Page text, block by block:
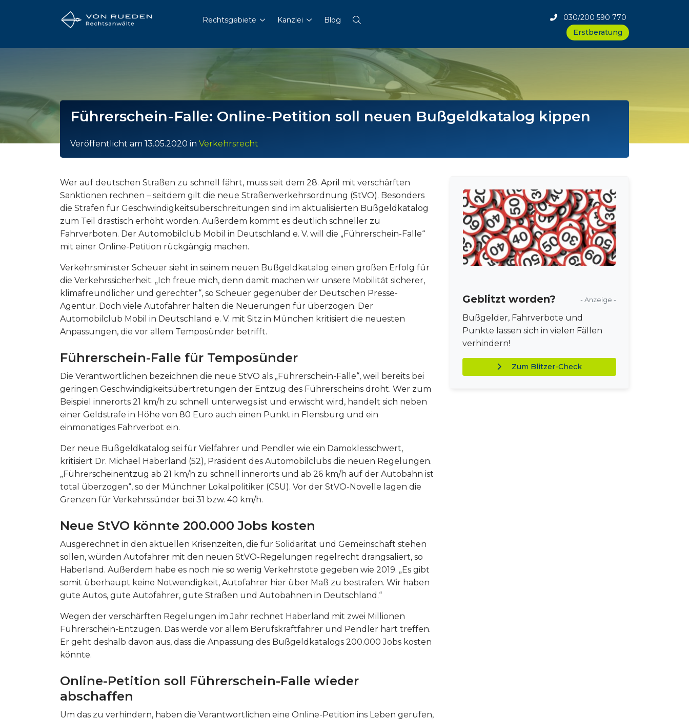
Rechtsgebiete Kanzlei Blog
030/200 590 770
Erstberatung
Führerschein-Falle: Online-Petition soll neuen Bußgeldkatalog kippen
Veröffentlicht am 13.05.2020 in Verkehrsrecht
Wer auf deutschen Straßen zu schnell fährt, muss seit dem 28. April mit verschärften
Sanktionen rechnen – seitdem gilt die neue Straßenverkehrsordnung (StVO). Besonders
die Strafen für Geschwindigkeitsüberschreitungen sind im aktualisierten Bußgeldkatalog
zum Teil drastisch erhöht worden. Außerdem kommt es deutlich schneller zu
Fahrverboten. Der Automobilclub Mobil in Deutschland e. V. will die „Führerschein-Falle“
mit einer Online-Petition rückgängig machen.
Verkehrsminister Scheuer sieht in seinem neuen Bußgeldkatalog einen großen Erfolg für
die Verkehrssicherheit. „Ich freue mich, denn damit machen wir unsere Mobilität sicherer,
klimafreundlicher und gerechter“, so Scheuer gegenüber der Deutschen Presse-
Agentur. Doch viele Autofahrer halten die Neuerungen für überzogen. Der
Automobilclub Mobil in Deutschland e. V. mit Sitz in München kritisiert die neuesten
Anpassungen, die vor allem Temposünder betrifft.
Führerschein-Falle für Temposünder
Die Verantwortlichen bezeichnen die neue StVO als „Führerschein-Falle“, weil bereits bei
geringen Geschwindigkeitsübertretungen der Entzug des Führerscheins droht. Wer zum
Beispiel innerorts 21 km/h zu schnell unterwegs ist und erwischt wird, handelt sich neben
einer Geldstrafe in Höhe von 80 Euro auch einen Punkt in Flensburg und ein
einmonatiges Fahrverbot ein.
Der neue Bußgeldkatalog sei für Vielfahrer und Pendler wie ein Damoklesschwert,
kritisiert Dr. Michael Haberland (52), Präsident des Automobilclubs die neuen Regelungen.
„Führerscheinentzug ab 21 km/h zu schnell innerorts und ab 26 km/h auf der Autobahn ist
total überzogen“, so der Münchner Lokalpolitiker (CSU). Vor der StVO-Novelle lagen die
Grenzen für Verkehrssünder bei 31 bzw. 40 km/h.
Neue StVO könnte 200.000 Jobs kosten
Ausgerechnet in den aktuellen Krisenzeiten, die für Solidarität und Gemeinschaft stehen
sollen, würden Autofahrer mit den neuen StVO-Regelungen regelrecht drangsaliert, so
Haberland. Außerdem habe es noch nie so wenig Verkehrstote gegeben wie 2019. „Es gibt
somit überhaupt keine Notwendigkeit, Autofahrer hier über Maß zu bestrafen. Wir haben
gute Autos, gute Autofahrer, gute Straßen und Autobahnen in Deutschland.“
Wegen der verschärften Regelungen im Jahr rechnet Haberland mit zwei Millionen
Führerschein-Entzügen. Das werde vor allem Berufskraftfahrer und Pendler hart treffen.
Er geht deshalb davon aus, dass die Anpassung des Bußgeldkatalogs 200.000 Jobs kosten
könnte.
Online-Petition soll Führerschein-Falle wieder
abschaffen
Um das zu verhindern, haben die Verantwortlichen eine Online-Petition ins Leben gerufen,
- Anzeige -
Geblitzt worden?
Bußgelder, Fahrverbote und
Punkte lassen sich in vielen Fällen
verhindern!
Zum Blitzer-Check